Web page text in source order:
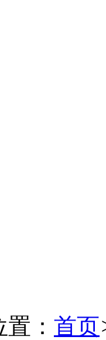
： 首页